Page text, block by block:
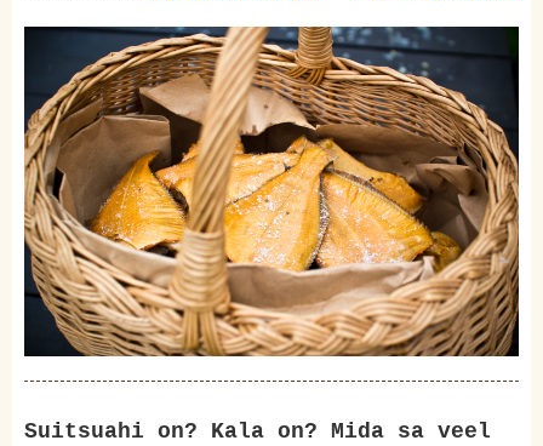
Suitsuahi on? Kala on? Mida sa veel